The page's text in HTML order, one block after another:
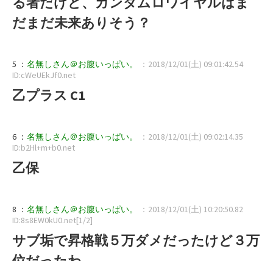
だまだ未来ありそう？
5 ： 名無しさん＠お腹いっぱい。
：2018/12/01(土) 09:01:42.54
ID:cWeUEkJf0.net
乙プラス C1
6 ： 名無しさん＠お腹いっぱい。
：2018/12/01(土) 09:02:14.35
ID:b2Hl+m+b0.net
乙保
8 ： 名無しさん＠お腹いっぱい。
：2018/12/01(土) 10:20:50.82
ID:8s8EW0kU0.net[1/2]
サブ垢で昇格戦５万ダメだったけど３万